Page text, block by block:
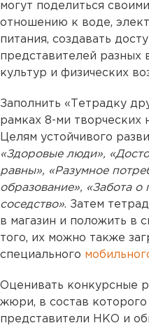
могут поделиться
отношению к воде,
питания, создавать
представителей разных
культур и физических
Заполнить «Тетрадку
рамках 8-ми
Целям устойчивого
«Здоровые люди»,
равны», «Разумное
образование», «Забота
соседство». Затем
в магазин и положить в
того, их можно также
специального
Оценивать конкурсные
жюри, в состав которого
представители НКО и